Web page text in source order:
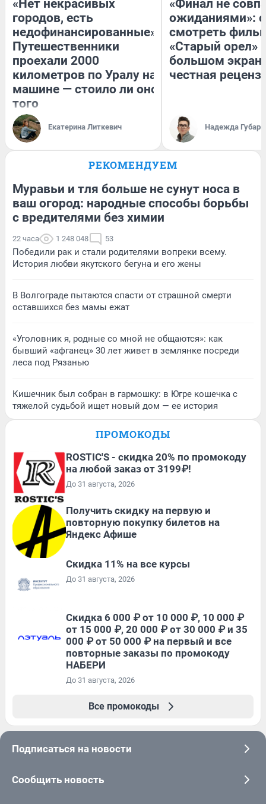
«Нет некрасивых
городов, есть
недофинансированные».
Путешественники
проехали 2000
километров по Уралу на
машине — стоило ли оно
того
Екатерина Литкевич
«Финал не
ожиданиями»:
смотреть
«Старый орел»
большом
честная
Надежда Губарь
РЕКОМЕНДУЕМ
Муравьи и тля больше не сунут носа в
ваш огород: народные способы борьбы
с вредителями без химии
22 часа 1 248 048 53
Победили рак и стали родителями вопреки всему.
История любви якутского бегуна и его жены
В Волгограде пытаются спасти от страшной смерти
оставшихся без мамы ежат
«Уголовник я, родные со мной не общаются»: как
бывший «афганец» 30 лет живет в землянке посреди
леса под Рязанью
Кишечник был собран в гармошку: в Югре кошечка с
тяжелой судьбой ищет новый дом — ее история
ПРОМОКОДЫ
ROSTIC'S - скидка 20% по промокоду
на любой заказ от 3199₽!
До 31 августа, 2026
Получить скидку на первую и
повторную покупку билетов на
Яндекс Афише
Скидка 11% на все курсы
До 31 августа, 2026
Скидка 6 000 ₽ от 10 000 ₽, 10 000 ₽
от 15 000 ₽, 20 000 ₽ от 30 000 ₽ и 35
000 ₽ от 50 000 ₽ на первый и все
повторные заказы по промокоду
НАБЕРИ
До 31 августа, 2026
Все промокоды
Подписаться на новости
Сообщить новость